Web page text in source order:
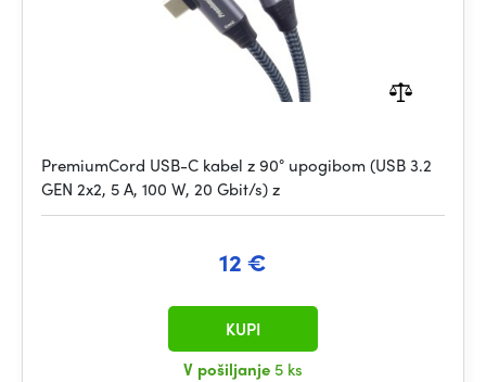
PremiumCord USB-C kabel z 90° upogibom (USB 3.2
GEN 2x2, 5 A, 100 W, 20 Gbit/s) z
12 €
V pošiljanje 5 ks
KUPI